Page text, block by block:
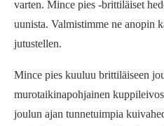
varten. Mince pies -brittiläiset
uunista. Valmistimme ne anopin
jutustellen.
Mince pies kuuluu brittiläiseen
murotaikinapohjainen
joulun ajan tunnetuimpia